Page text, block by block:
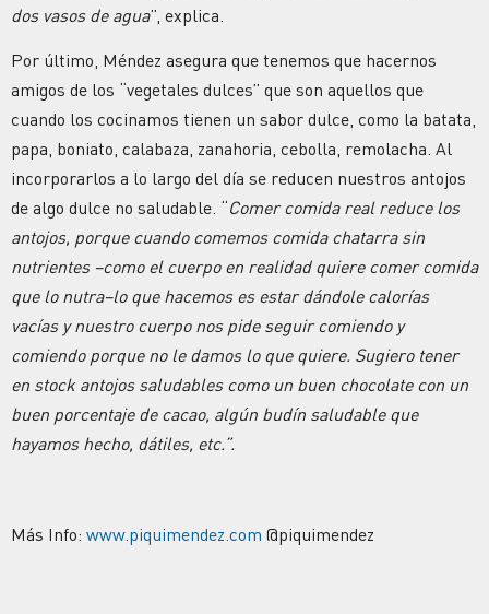
dos vasos de agua”, explica.
Por último, Méndez asegura que tenemos que hacernos
amigos de los “vegetales dulces” que son aquellos que
cuando los cocinamos tienen un sabor dulce, como la batata,
papa, boniato, calabaza, zanahoria, cebolla, remolacha. Al
incorporarlos a lo largo del día se reducen nuestros antojos
de algo dulce no saludable. “Comer comida real reduce los
antojos, porque cuando comemos comida chatarra sin
nutrientes –como el cuerpo en realidad quiere comer comida
que lo nutra–lo que hacemos es estar dándole calorías
vacías y nuestro cuerpo nos pide seguir comiendo y
comiendo porque no le damos lo que quiere. Sugiero tener
en stock antojos saludables como un buen chocolate con un
buen porcentaje de cacao, algún budín saludable que
hayamos hecho, dátiles, etc.”.
Más Info: www.piquimendez.com @piquimendez